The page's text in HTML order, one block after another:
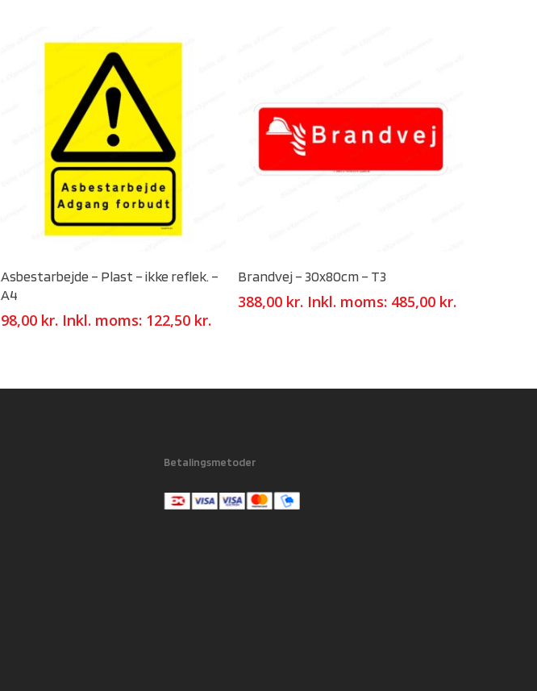
Asbestarbejde – Plast – ikke reflek. –
A4
98,00 kr. Inkl. moms: 122,50 kr.
Brandvej – 30x80cm – T3
388,00 kr. Inkl. moms: 485,00 kr.
Betalingsmetoder